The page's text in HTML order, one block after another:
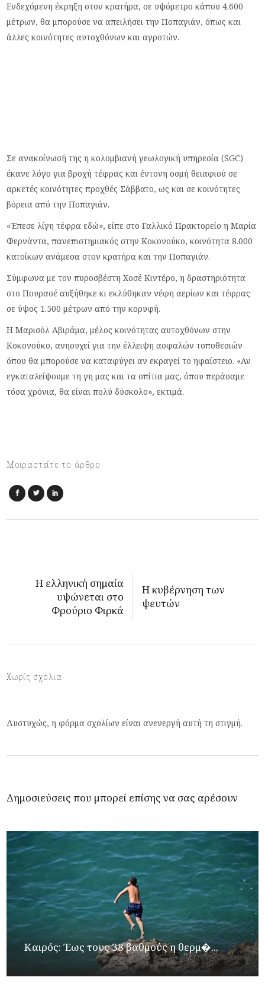
Ενδεχόμενη έκρηξη στον κρατήρα, σε υψόμετρο κάπου 4.600
μέτρων, θα μπορούσε να απειλήσει την Ποπαγιάν, όπως και
άλλες κοινότητες αυτοχθόνων και αγροτών.
Σε ανακοίνωσή της η κολομβιανή γεωλογική υπηρεσία (SGC)
έκανε λόγο για βροχή τέφρας και έντονη οσμή θειαφιού σε
αρκετές κοινότητες προχθές Σάββατο, ως και σε κοινότητες
βόρεια από την Ποπαγιάν.
«Έπεσε λίγη τέφρα εδώ», είπε στο Γαλλικό Πρακτορείο η Μαρία
Φερνάντα, πανεπιστημιακός στην Κοκονούκο, κοινότητα 8.000
κατοίκων ανάμεσα στον κρατήρα και την Ποπαγιάν.
Σύμφωνα με τον πυροσβέστη Χοσέ Κιντέρο, η δραστηριότητα
στο Πουρασέ αυξήθηκε κι εκλύθηκαν νέφη αερίων και τέφρας
σε ύψος 1.500 μέτρων από την κορυφή.
Η Μαρισόλ Αβιράμα, μέλος κοινότητας αυτοχθόνων στην
Κοκονούκο, ανησυχεί για την έλλειψη ασφαλών τοποθεσιών
όπου θα μπορούσε να καταφύγει αν εκραγεί το ηφαίστειο. «Αν
εγκαταλείψουμε τη γη μας και τα σπίτια μας, όπου περάσαμε
τόσα χρόνια, θα είναι πολύ δύσκολο», εκτιμά.
Μοιραστείτε το άρθρο
Η ελληνική σημαία
υψώνεται στο
Φρούριο Φιρκά
Η κυβέρνηση των
ψευτών
Χωρίς σχόλια
Δυστυχώς, η φόρμα σχολίων είναι ανενεργή αυτή τη στιγμή.
Δημοσιεύσεις που μπορεί επίσης να σας αρέσουν
Καιρός: Έως τους 38 βαθμούς η θερμ�...